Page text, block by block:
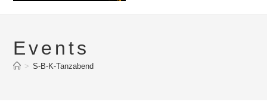
Events
> S-B-K-Tanzabend